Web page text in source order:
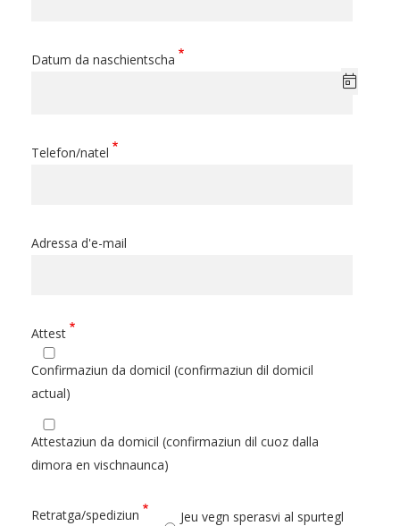
Datum da naschientscha
Telefon/natel
Adressa d'e-mail
Attest
Confirmaziun da domicil (confirmaziun dil domicil
actual)
Attestaziun da domicil (confirmaziun dil cuoz dalla
dimora en vischnaunca)
Retratga/spediziun
Jeu vegn sperasvi al spurtegl